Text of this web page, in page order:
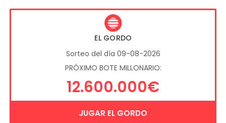
EL GORDO
Sorteo del día 09-08-2026
PRÓXIMO BOTE MILLONARIO:
12.600.000€
JUGAR EL GORDO